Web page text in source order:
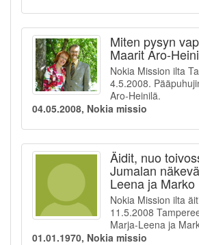
Miten pysyn
Maarit Aro-
Nokia Mission ilta
4.5.2008.
Aro-Heinilä.
04.05.2008, Nokia missio
Äidit, nuo
Jumalan
Leena ja
Nokia Mission ilta
11.5.2008
Marja-Leena ja
01.01.1970, Nokia missio